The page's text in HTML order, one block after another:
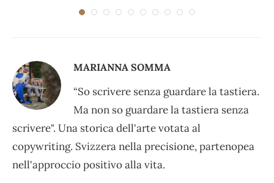
MARIANNA SOMMA
“So scrivere senza guardare la tastiera.
Ma non so guardare la tastiera senza
scrivere". Una storica dell'arte votata al
copywriting. Svizzera nella precisione, partenopea
nell'approccio positivo alla vita.